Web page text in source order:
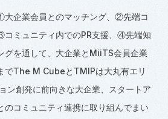
大企業会員とのマッチング、②先端コ
コミュニティ内でのPR支援、④先端知
グを通して、大企業とMiiTS会員企業
でThe M CubeとTMIPは大丸有エリ
ン創発に前向きな大企業、スタートア
のコミュニティ連携に取り組んでまい